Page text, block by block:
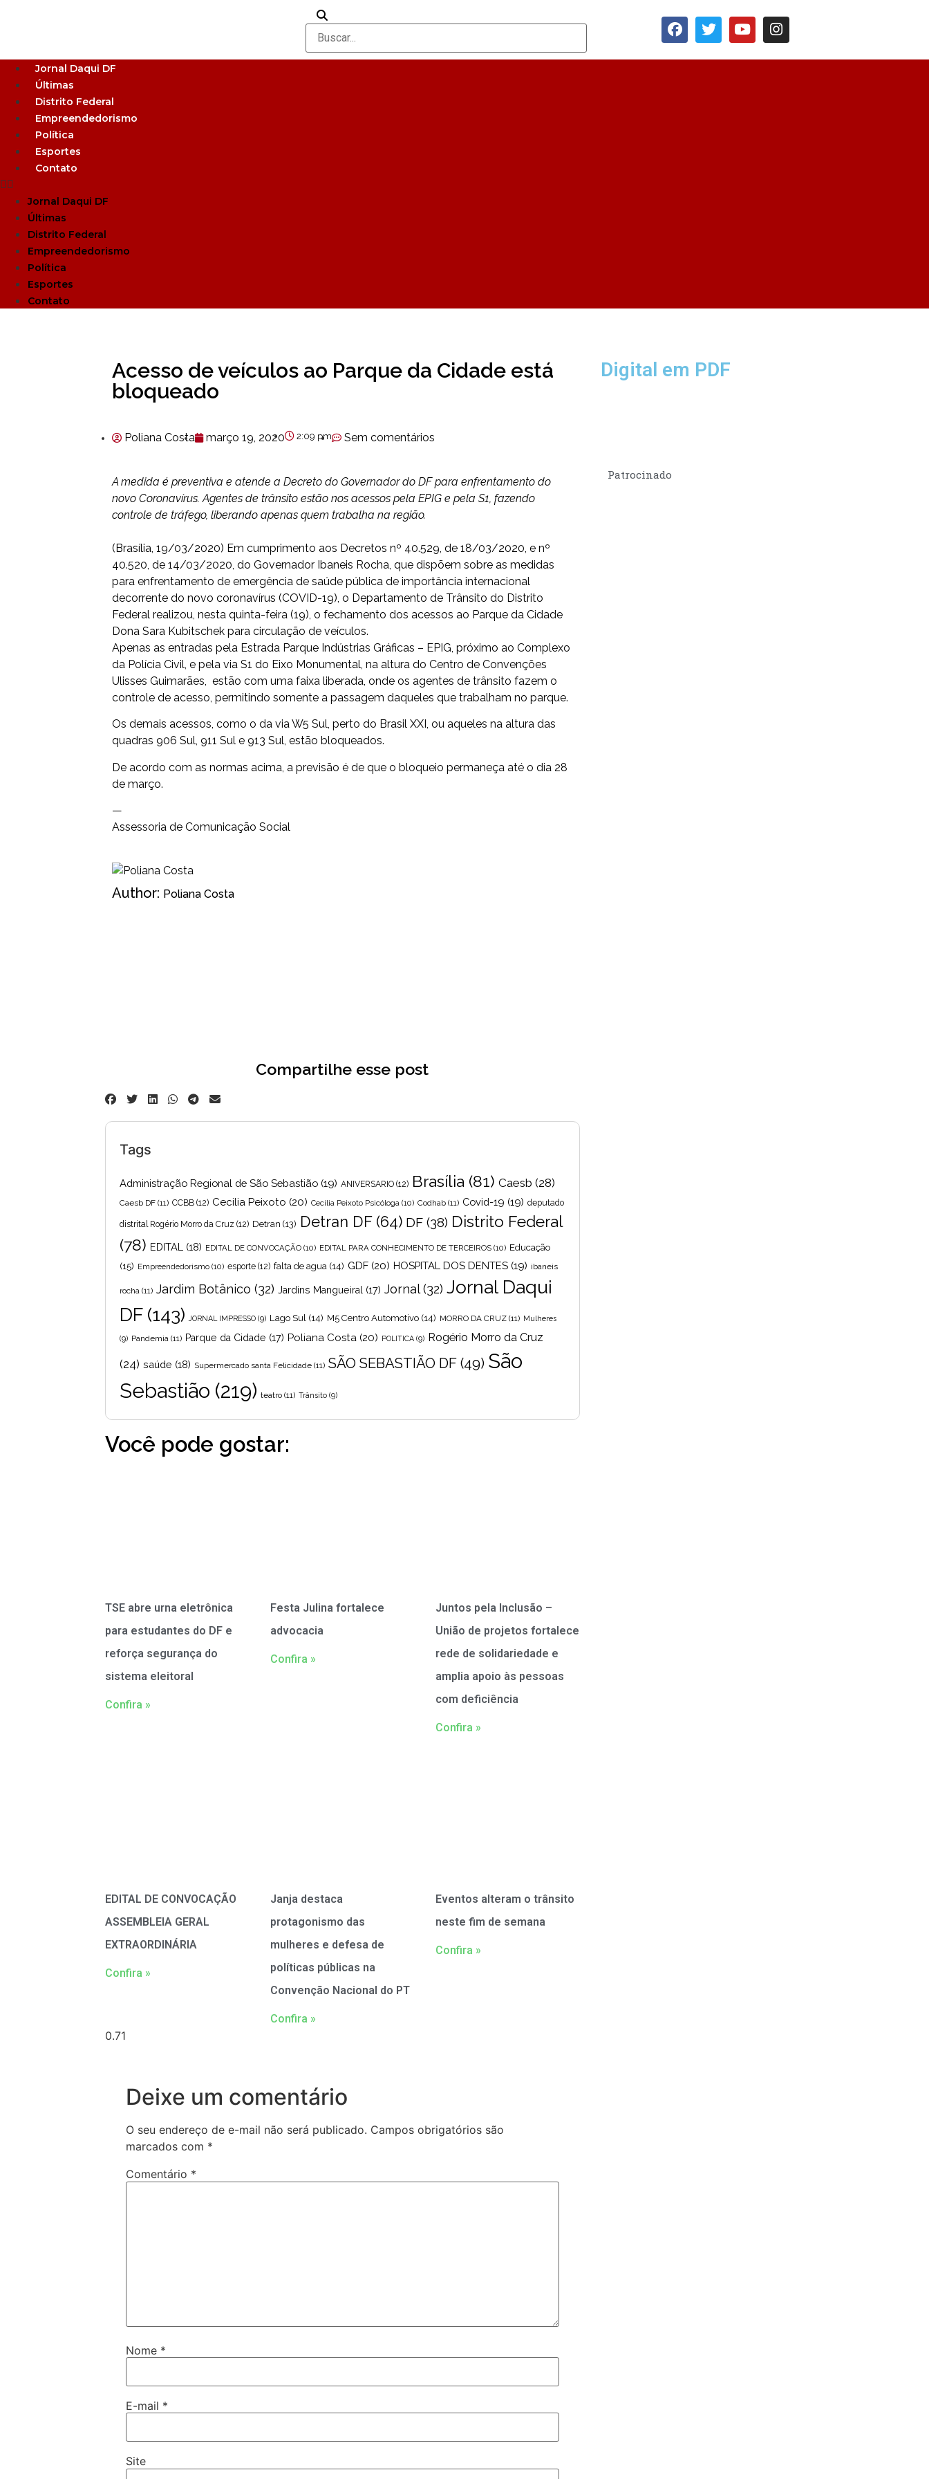
Jornal Daqui DF
Últimas
Distrito Federal
Empreendedorismo
Política
Esportes
Contato
Jornal Daqui DF
Últimas
Distrito Federal
Empreendedorismo
Política
Esportes
Contato
Acesso de veículos ao Parque da Cidade está
bloqueado
Poliana Costa março 19, 2020 2:09 pm Sem comentários
A medida é preventiva e atende a Decreto do Governador do DF para enfrentamento do
novo Coronavírus. Agentes de trânsito estão nos acessos pela EPIG e pela S1, fazendo
controle de tráfego, liberando apenas quem trabalha na região.
(Brasília, 19/03/2020) Em cumprimento aos Decretos nº 40.529, de 18/03/2020, e nº
40.520, de 14/03/2020, do Governador Ibaneis Rocha, que dispõem sobre as medidas
para enfrentamento de emergência de saúde pública de importância internacional
decorrente do novo coronavírus (COVID-19), o Departamento de Trânsito do Distrito
Federal realizou, nesta quinta-feira (19), o fechamento dos acessos ao Parque da Cidade
Dona Sara Kubitschek para circulação de veículos.
Apenas as entradas pela Estrada Parque Indústrias Gráficas – EPIG, próximo ao Complexo
da Polícia Civil, e pela via S1 do Eixo Monumental, na altura do Centro de Convenções
Ulisses Guimarães, estão com uma faixa liberada, onde os agentes de trânsito fazem o
controle de acesso, permitindo somente a passagem daqueles que trabalham no parque.
Os demais acessos, como o da via W5 Sul, perto do Brasil XXI, ou aqueles na altura das
quadras 906 Sul, 911 Sul e 913 Sul, estão bloqueados.
De acordo com as normas acima , a previsão é de que o bloqueio permaneça até o dia 28
de março.
—
Assessoria de Comunicação Social
Author: Poliana Costa
Compartilhe esse post
Tags
Administração Regional de São Sebastião (19) ANIVERSARIO (12) Brasília (81) Caesb (28)
Caesb DF (11) CCBB (12) Cecilia Peixoto (20) Cecília Peixoto Psicóloga (10) Codhab (11) Covid-19 (19) deputado
distrital Rogério Morro da Cruz (12) Detran (13) Detran DF(64) DF (38) Distrito Federal
(78) EDITAL (18) EDITAL DE CONVOCAÇÃO (10) EDITAL PARA CONHECIMENTO DE TERCEIROS (10) Educação
(15) Empreendedorismo (10) esporte (12) falta de agua (14) GDF (20) HOSPITAL DOS DENTES (19) ibaneis
rocha (11) Jardim Botânico (32) Jardins Mangueiral (17) Jornal(32) Jornal Daqui
DF(143) JORNAL IMPRESSO (9) Lago Sul (14) M5 Centro Automotivo (14) MORRO DA CRUZ (11) Mulheres
(9) Pandemia (11) Parque da Cidade (17) Poliana Costa (20) POLITICA (9) Rogério Morro da Cruz
(24) saúde (18) Supermercado santa Felicidade (11) SÃO SEBASTIÃO DF (49) São
Sebastião (219) teatro (11) Trânsito (9)
Você pode gostar:
TSE abre urna eletrônica
para estudantes do DF e
reforça segurança do
sistema eleitoral
Confira »
Festa Julina fortalece
advocacia
Confira »
Juntos pela Inclusão –
União de projetos fortalece
rede de solidariedade e
amplia apoio às pessoas
com deficiência
Confira »
EDITAL DE CONVOCAÇÃO
ASSEMBLEIA GERAL
EXTRAORDINÁRIA
Confira »
Janja destaca
protagonismo das
mulheres e defesa de
políticas públicas na
Convenção Nacional do PT
Confira »
Eventos alteram o trânsito
neste fim de semana
Confira »
Deixe um comentário
O seu endereço de e-mail não será publicado. Campos obrigatórios são
marcados com *
Comentário *
Nome *
E-mail *
Site
Digital em PDF
Patrocinado